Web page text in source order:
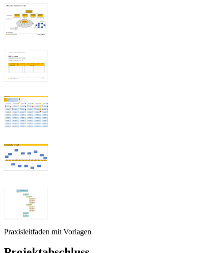
Praxisleitfaden mit Vorlagen